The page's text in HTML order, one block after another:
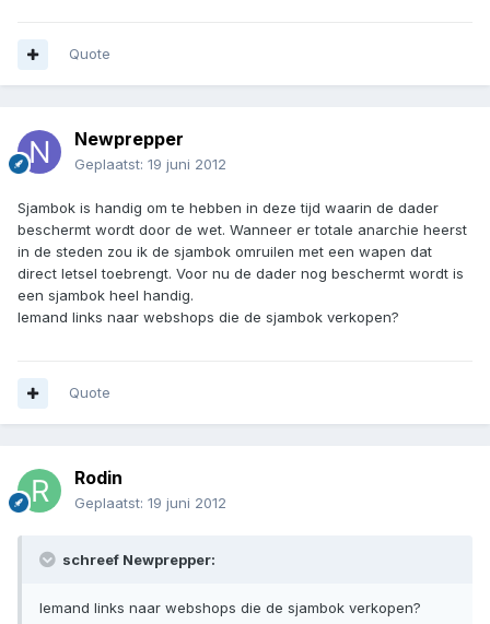
Quote
Newprepper
Geplaatst: 19 juni 2012
Sjambok is handig om te hebben in deze tijd waarin de dader
beschermt wordt door de wet. Wanneer er totale anarchie heerst
in de steden zou ik de sjambok omruilen met een wapen dat
direct letsel toebrengt. Voor nu de dader nog beschermt wordt is
een sjambok heel handig.
Iemand links naar webshops die de sjambok verkopen?
Quote
Rodin
Geplaatst: 19 juni 2012
schreef Newprepper:
Iemand links naar webshops die de sjambok verkopen?